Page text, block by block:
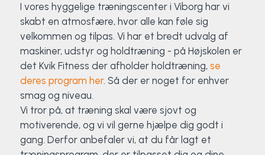
I vores hyggelige træningscenter i Viborg har vi
skabt en atmosfære, hvor alle kan føle sig
velkommen og tilpas. Vi har et bredt udvalg af
maskiner, udstyr og holdtræning - på Højskolen er
det Kvik Fitness der afholder holdtræning, se
deres program her. Så der er noget for enhver
smag og niveau.
Vi tror på, at træning skal være sjovt og
motiverende, og vi vil gerne hjælpe dig godt i
gang. Derfor anbefaler vi, at du får lagt et